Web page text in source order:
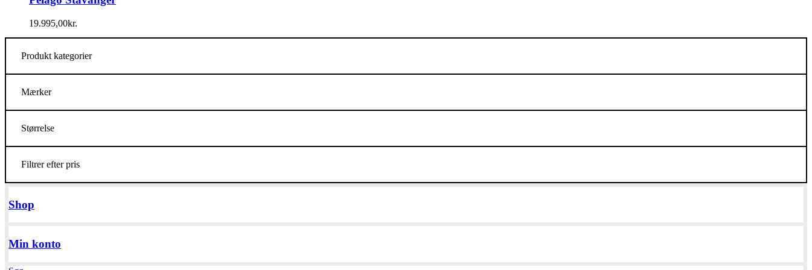
19.995,00kr.
Produkt kategorier
Mærker
Størrelse
Filtrer efter pris
Shop
Min konto